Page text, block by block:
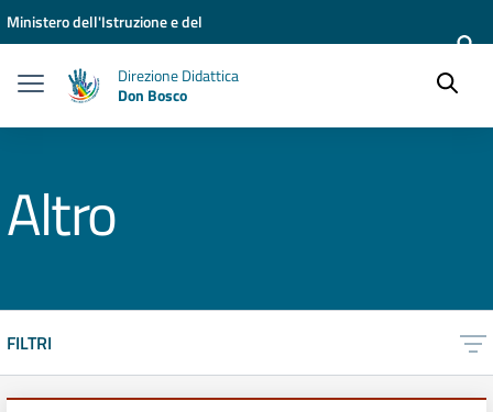
Vai ai contenuti
Vai al menu di navigazione
Vai al footer
Ministero dell'Istruzione e del
Direzione Didattica
Don Bosco
Altro
FILTRI